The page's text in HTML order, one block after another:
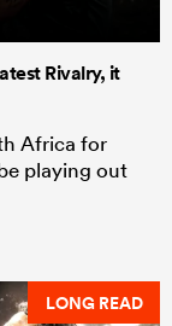
Rivalry, it
Africa for
playing out
LONG READ